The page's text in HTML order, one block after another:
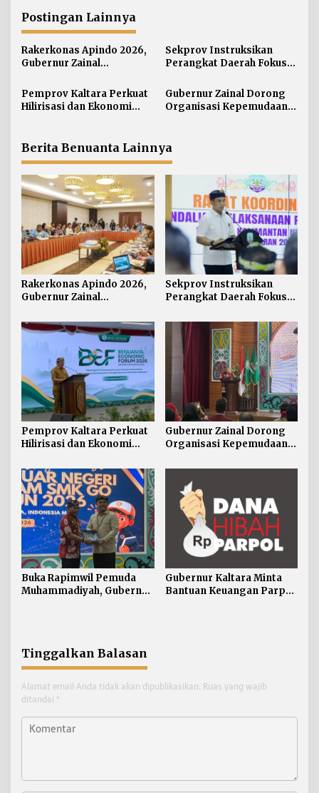
g
a
s
i
o
Postingan Lainnya
Rakerkonas Apindo 2026,
Gubernur Zainal
Strategis Kaltara ke
Perwakilan Negara
Sekprov Instruksikan
Perangkat Daerah Fokus
Pemprov Kaltara Perkuat
Hilirisasi dan Ekonomi
Gubernur Zainal Dorong
Organisasi Kepemudaan
Berita Benuanta Lainnya
Rakerkonas Apindo 2026,
Gubernur Zainal
Strategis Kaltara ke
Perwakilan Negara
Sekprov Instruksikan
Perangkat Daerah Fokus
Pemprov Kaltara Perkuat
Hilirisasi dan Ekonomi
Perang Dagang Global
Gubernur Zainal Dorong
Organisasi Kepemudaan
Pemerintah
Buka Rapimwil Pemuda
Muhammadiyah, Gubernur
Gubernur Kaltara Minta
Bantuan Keuangan Parpol
Tinggalkan Balasan
Alamat email Anda tidak akan dipublikasikan. Ruas yang wajib
ditandai *